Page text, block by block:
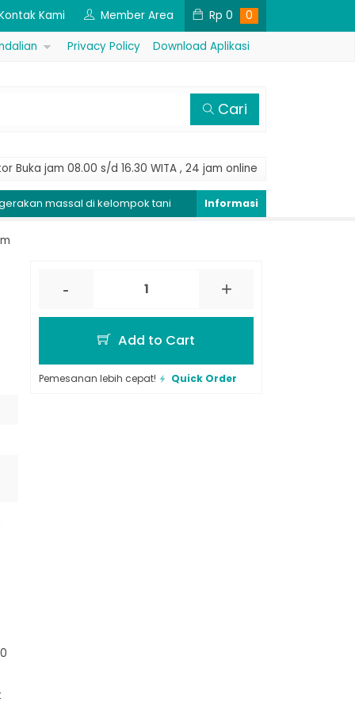
Kami Member Area Rp 0 0
Privacy Policy Download Aplikasi
Cari
Buka jam 08.00 s/d 16.30 WITA , 24 jam online
di kelompok tani Peringatan Dini Penyakit Tungro,
- +
Add to Cart
Pemesanan lebih cepat! Quick Order